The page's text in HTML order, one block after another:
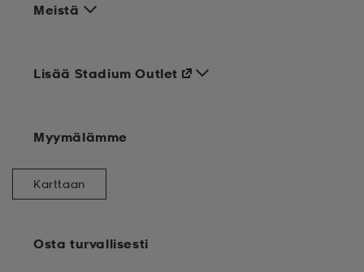
Meistä
Osta turvallisesti
Lisää Stadium Outlet
Myymälämme
Karttaan